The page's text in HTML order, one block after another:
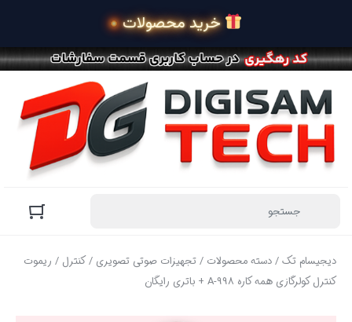
دیجیسام تک/دسته محصولات /تجهیزات صوتی تصویری /کنترل / ریموت
کنترل کولرگازی همه کاره A-998 + باتری رایگان
خرید محصولات در 4 قس